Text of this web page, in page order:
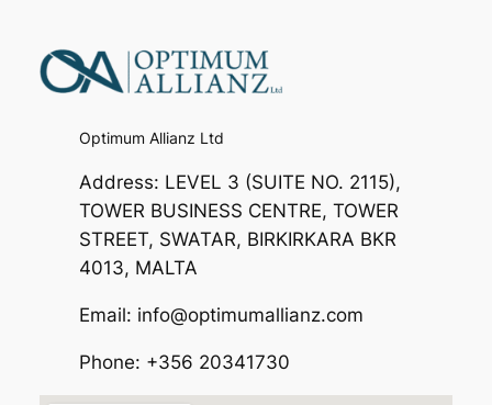
Optimum Allianz Ltd
Address: LEVEL 3 (SUITE NO. 2115),
TOWER BUSINESS CENTRE, TOWER
STREET, SWATAR, BIRKIRKARA BKR
4013, MALTA
Email: info@optimumallianz.com
Phone: +356 20341730